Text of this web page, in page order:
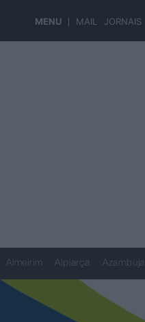
MENU MAIL JORNAIS
Almeirim Alpiarça Azambuja